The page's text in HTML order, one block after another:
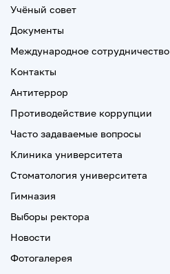
Учёный совет
Документы
Международное сотрудничество
Контакты
Антитеррор
Противодействие коррупции
Часто задаваемые вопросы
Клиника университета
Стоматология университета
Гимназия
Выборы ректора
Новости
Фотогалерея